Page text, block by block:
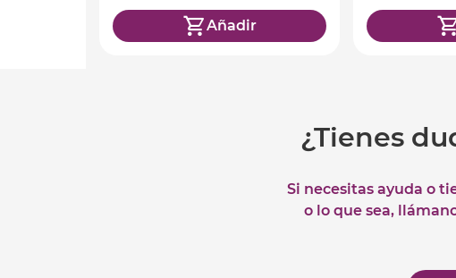
Añadir
¿Tienes
Si necesitas ayuda o
o lo que sea,